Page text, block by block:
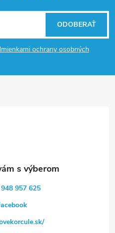
ochrany osobných
ODOBERAŤ
957 625